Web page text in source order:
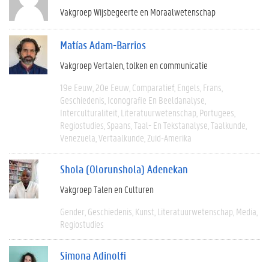
Vakgroep Wijsbegeerte en Moraalwetenschap
Matías Adam-Barrios
Vakgroep Vertalen, tolken en communicatie
19e Eeuw 20e Eeuw Comparatief Engels Frans
Geschiedenis Iconografie En Beeldanalyse
Interculturaliteit Literatuurwetenschap Portugees
Regiostudies Spaans Taal- En Tekstanalyse Taalkunde
Venezuela Vertaalkunde Zuid-Amerika
Shola (Olorunshola) Adenekan
Vakgroep Talen en Culturen
Gender Geschiedenis Kunst Literatuurwetenschap Media
Regiostudies
Simona Adinolfi